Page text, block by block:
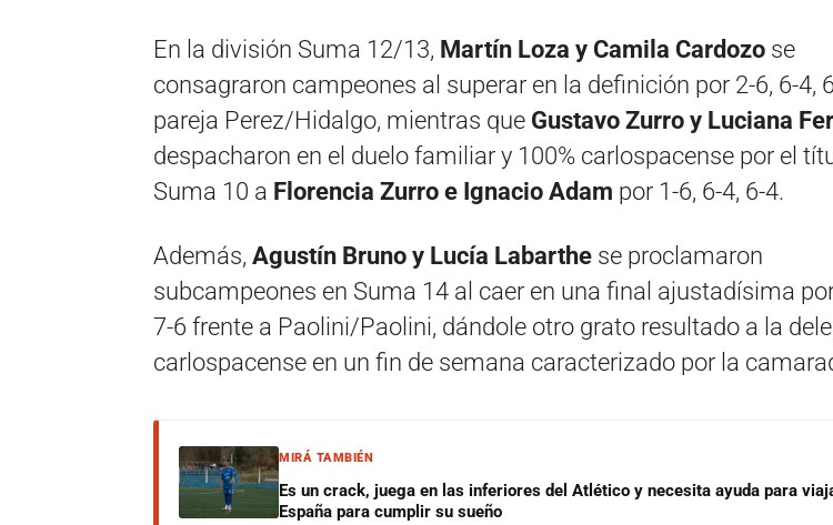
En la división Suma 12/13, Martín Loza y Camila Cardozo se
consagraron campeones al superar en la definición por 2-6, 6-4,
pareja Perez/Hidalgo, mientras que Gustavo Zurro y Luciana
despacharon en el duelo familiar y 100% carlospacense por el
Suma 10 a Florencia Zurro e Ignacio Adam por 1-6, 6-4, 6-4.
Además, Agustín Bruno y Lucía Labarthe se proclamaron
subcampeones en Suma 14 al caer en una final ajustadísima
7-6 frente a Paolini/Paolini, dándole otro grato resultado a la
carlospacense en un fin de semana caracterizado por la
MIRÁ TAMBIÉN
Es un crack, juega en las inferiores del Atlético y necesita ayuda para
España para cumplir su sueño